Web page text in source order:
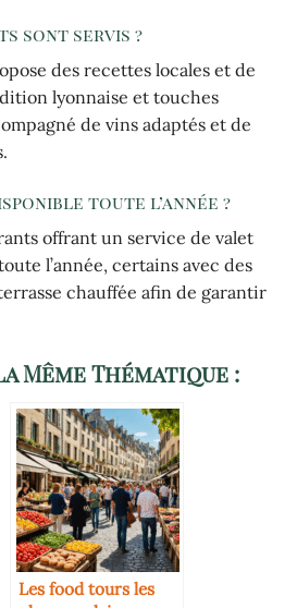
sont servis ?
des recettes locales et de
lyonnaise et touches
de vins adaptés et de
toute l’année ?
offrant un service de valet
l’année, certains avec des
chauffée afin de garantir
Même Thématique :
Les food tours les